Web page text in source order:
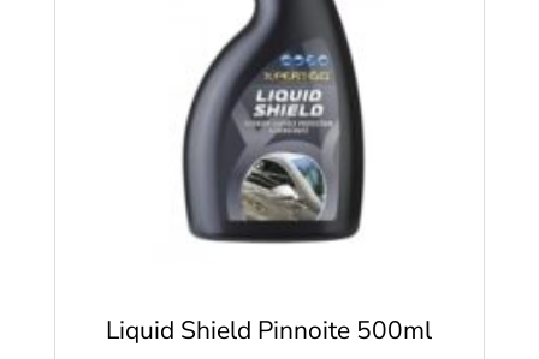
Liquid Shield Pinnoite 500ml